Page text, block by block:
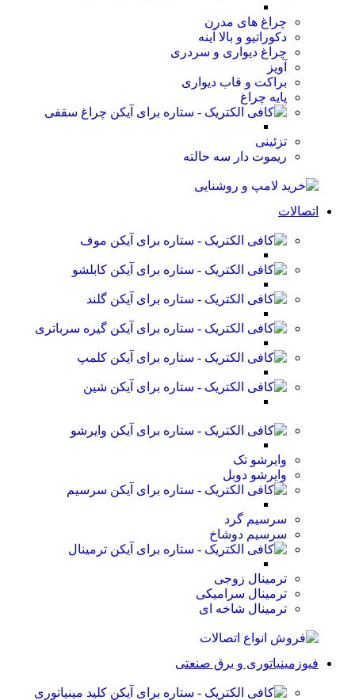
چراغ های مدرن
دکوراتیو و بالا آینه
چراغ دیواری و سردری
آویز
براکت و قاب دیواری
پایه چراغ
چراغ سقفی
تزئینی
ریموت دار سه حالته
اتصالات
موف
کابلشو
گلند
گیره سرباتری
کلمپ
شین
وایرشو
وایرشو تک
وایرشو دوبل
سرسیم
سرسیم گرد
سرسیم دوشاخ
ترمینال
ترمینال زوجی
ترمینال سرامیکی
ترمینال شاخه ای
فیوزمینیاتوری و برق صنعتی
کلید مینیاتوری